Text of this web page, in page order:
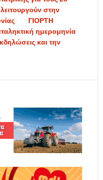
στην
ΓΙΟΡΤΗ
ημερομηνία
και την